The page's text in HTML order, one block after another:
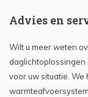
Advies en
Wilt u meer weten
daglichtoplossingen
voor uw situatie.